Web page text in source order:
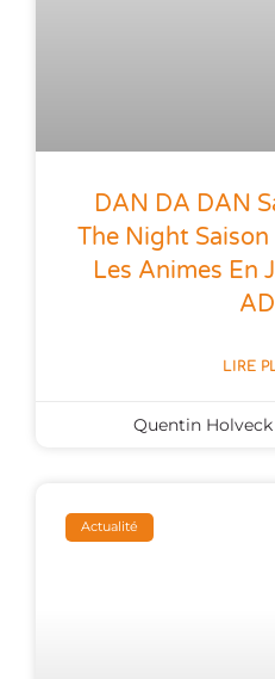
DAN DA DAN
The Night
Les Animes En
LIRE
Quentin Holveck
Actualité